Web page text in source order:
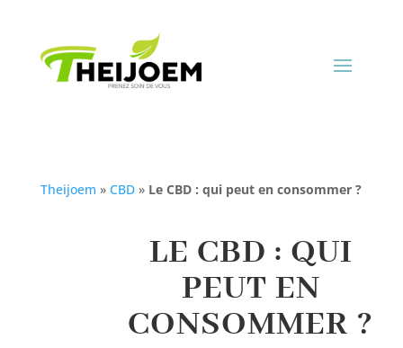
Theijoem » CBD» Le CBD : qui peut en consommer ?
LE CBD : QUI
PEUT EN
CONSOMMER ?